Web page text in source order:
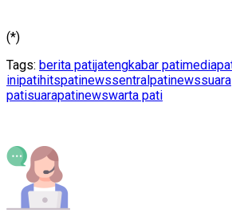
(*)
Tags: berita patijatengkabar pati
inipatihitspatinewssentralpatinewssuara
patisuarapatinewswarta pati